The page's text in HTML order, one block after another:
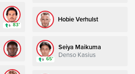
83’
Hobie Verhulst
Seiya Maikuma
Denso Kasius
65’